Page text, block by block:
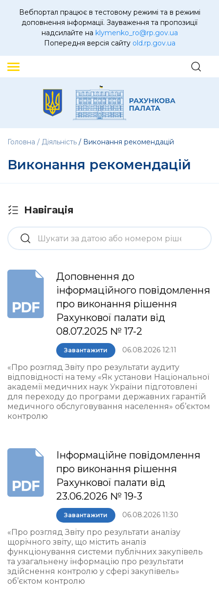
Вебпортал працює в тестовому режимі та в режимі
доповнення інформації. Зауваження та пропозиції
надсилайте на klymenko_ro@rp.gov.ua
Попередня версія сайту old.rp.gov.ua
Головна Діяльність Виконання рекомендацій
Виконання рекомендацій
Навігація
Доповнення до
інформаційного повідомлення
про виконання рішення
Рахункової палати від
08.07.2025 № 17-2
Завантажити 06.08.2026 12:11
«Про розгляд Звіту про результати аудиту
відповідності на тему «Як установи Національної
академії медичних наук України підготовлені
для переходу до програми державних гарантій
медичного обслуговування населення» об’єктом
контролю
Інформаційне повідомлення
про виконання рішення
Рахункової палати від
23.06.2026 № 19-3
Завантажити 06.08.2026 11:30
«Про розгляд Звіту про результати аналізу
щорічного звіту, що містить аналіз
функціонування системи публічних закупівель
та узагальнену інформацію про результати
здійснення контролю у сфері закупівель»
об’єктом контролю